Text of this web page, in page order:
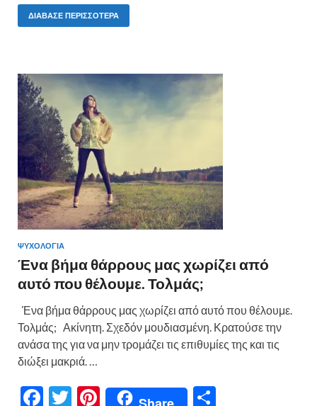
e
o
o
k
itt er
t
σ
τε
ΔΙΆΒΑΣΕ ΠΕΡΙΣΣΌΤΕΡΑ
ΨΥΧΟΛΟΓΙΑ
Ένα βήμα θάρρους μας χωρίζει από
αυτό που θέλουμε. Τολμάς;
Ένα βήμα θάρρους μας χωρίζει από αυτό που θέλουμε.
Τολμάς; Ακίνητη. Σχεδόν μουδιασμένη. Κρατούσε την
ανάσα της για να μην τρομάζει τις επιθυμίες της και τις
διώξει μακριά. …
F
T
Pi